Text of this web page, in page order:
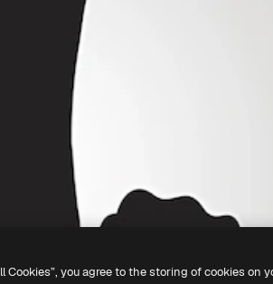
Cookies”, you agree to the storing of cookies on